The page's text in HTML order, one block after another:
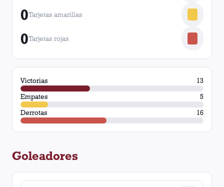
0Tarjetas amarillas
0Tarjetas rojas
Victorias
13
Empates
5
Derrotas
16
Goleadores